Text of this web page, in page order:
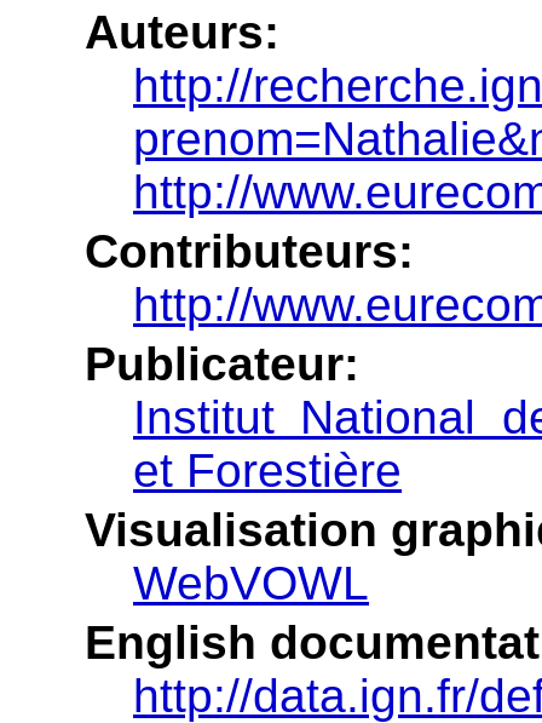
Auteurs:
http://
http://
Contributeurs:
http://
Publicateur:
Institut National
et Forestière
Visualisation
WebVOWL
English
http://data.ign.fr/